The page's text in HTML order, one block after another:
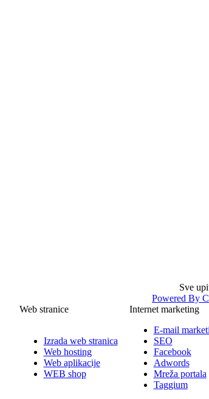
Sve
Powered By
Web stranice
Internet marketing
Izrada web stranica
Web hosting
Web aplikacije
WEB shop
E-mail
SEO
Facebook
Adwords
Mreža portala
Taggium